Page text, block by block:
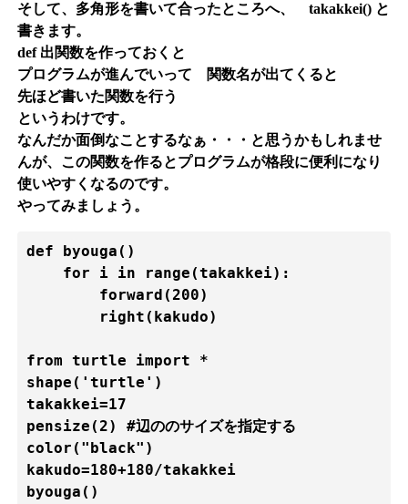
そして、多角形を書いて合ったところへ、 takakkei() と
書きます。
def 出関数を作っておくと
プログラムが進んでいって 関数名が出てくると
先ほど書いた関数を行う
というわけです。
なんだか面倒なことするなぁ・・・と思うかもしれませ
んが、この関数を作るとプログラムが格段に便利になり
使いやすくなるのです。
やってみましょう。
def byouga()
    for i in range(takakkei):
        forward(200)
        right(kakudo)
from turtle import *
shape('turtle')
takakkei=17
pensize(2) #辺ののサイズを指定する
color("black")
kakudo=180+180/takakkei
byouga()